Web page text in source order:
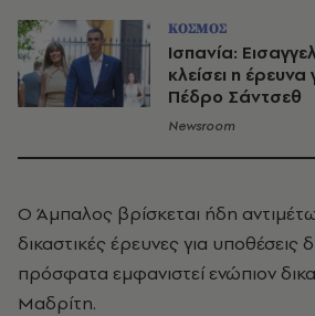
ΚΟΣΜΟΣ
Ισπανία:
κλείσει η
Πέδρο Σάντσεθ
Newsroom
Ο Άμπαλος βρίσκεται ήδη
δικαστικές έρευνες για υποθέσεις
πρόσφατα εμφανιστεί ενώπιον
Μαδρίτη.